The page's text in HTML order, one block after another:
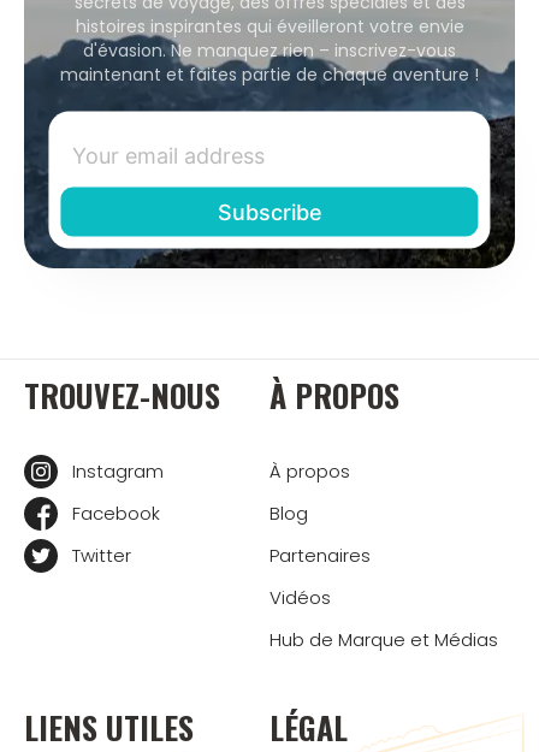
histoires inspirantes qui éveilleront votre envie
d'évasion. Ne manquez rien – inscrivez-vous
maintenant et faites partie de chaque aventure !
TROUVEZ-NOUS
Instagram
Facebook
Twitter
À PROPOS
À propos
Blog
Partenaires
Vidéos
Hub de Marque et Médias
LIENS UTILES LÉGAL